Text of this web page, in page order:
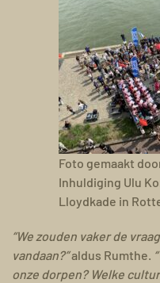
Foto gemaakt
Inhuldiging Ulu
Lloydkade in
“We zouden vaker de
vandaan?”aldus Rumthe.
onze dorpen? Welke